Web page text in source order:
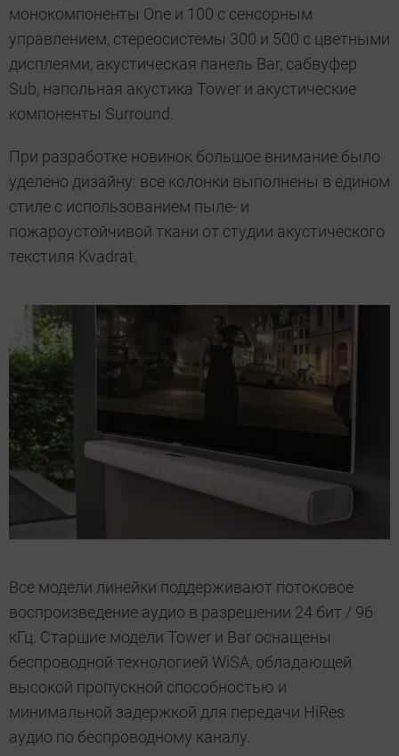
монокомпоненты One и 100 с сенсорным
управлением, стереосистемы 300 и 500 с цветными
дисплеями, акустическая панель Bar, сабвуфер
Sub, напольная акустика Tower и акустические
компоненты Surround.
При разработке новинок большое внимание было
уделено дизайну: все колонки выполнены в едином
стиле с использованием пыле- и
пожароустойчивой ткани от студии акустического
текстиля Kvadrat.
Все модели линейки поддерживают потоковое
воспроизведение аудио в разрешении 24 бит / 96
кГц. Старшие модели Tower и Bar оснащены
беспроводной технологией WiSA, обладающей
высокой пропускной способностью и
минимальной задержкой для передачи HiRes
аудио по беспроводному каналу.